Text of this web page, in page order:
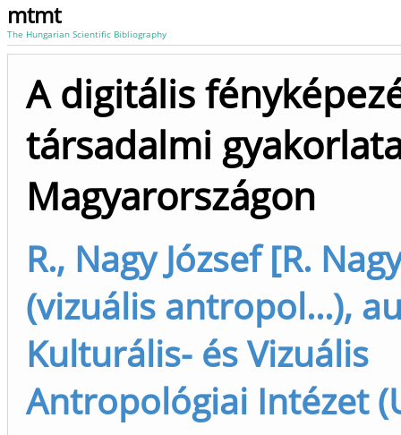
mtmt
The Hungarian Scientific Bibliography
A digitális
társadalmi
Magyarországon
R., Nagy József [R.
(vizuális antropol...),
Kulturális- és Vizuális
Antropológiai Intézet